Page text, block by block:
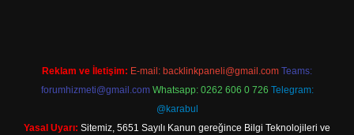
Reklam ve İletişim: E-mail: backlinkpaneli@gmail.com Teams:
forumhizmeti@gmail.com Whatsapp: 0262 606 0 726 Telegram:
@karabul
Yasal Uyarı: Sitemiz, 5651 Sayılı Kanun gereğince Bilgi Teknolojileri ve